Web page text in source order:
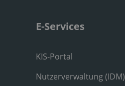
E-Services
KIS-Portal
Nutzerverwaltung (IDM)